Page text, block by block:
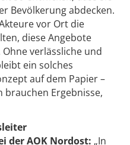
Bevölkerung abdecken.
vor Ort die
diese Angebote
verlässliche und
ein solches
auf dem Papier –
brauchen Ergebnisse,
der AOK Nordost: „In